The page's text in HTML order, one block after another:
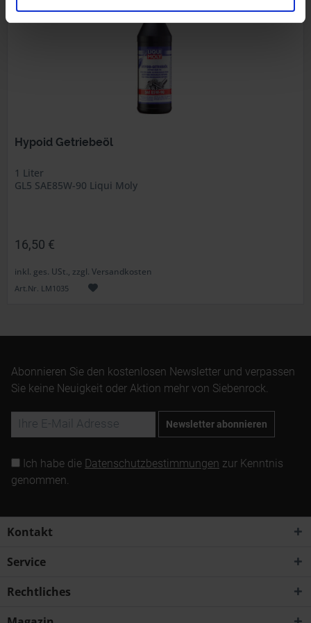
Hypoid Getriebeöl
1 Liter
GL5 SAE85W-90 Liqui Moly
16,50 €
inkl. ges. USt., zzgl. Versandkosten
Art.Nr. LM1035
Abonnieren Sie den kostenlosen Newsletter und verpassen
Sie keine Neuigkeit oder Aktion mehr von Siebenrock.
Newsletter abonnieren
Ich habe die Datenschutzbestimmungen zur Kenntnis
genommen.
Kontakt
Service
Rechtliches